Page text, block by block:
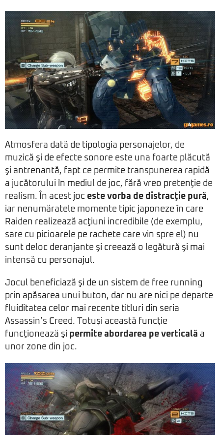
Atmosfera dată de tipologia personajelor, de
muzică şi de efecte sonore este una foarte plăcută
şi antrenantă, fapt ce permite transpunerea rapidă
a jucătorului în mediul de joc, fără vreo pretenţie de
realism. În acest joc este vorba de distracţie pură,
iar nenumăratele momente tipic japoneze în care
Raiden realizează acţiuni incredibile (de exemplu,
sare cu picioarele pe rachete care vin spre el) nu
sunt deloc deranjante şi creează o legătură şi mai
intensă cu personajul.
Jocul beneficiază şi de un sistem de free running
prin apăsarea unui buton, dar nu are nici pe departe
fluiditatea celor mai recente titluri din seria
Assassin’s Creed. Totuşi această funcţie
funcţionează şi permite abordarea pe verticală a
unor zone din joc.